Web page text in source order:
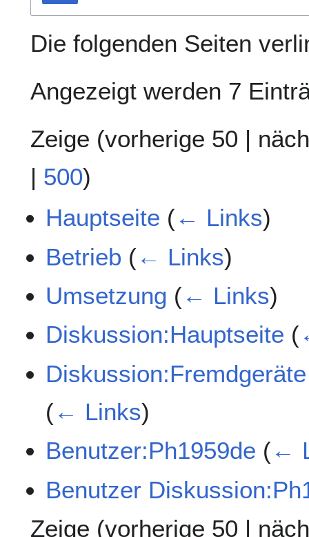
Die folgenden Seiten
Angezeigt werden 7
Zeige (vorherige 50 |
| 500)
Hauptseite (← Links)
Betrieb (← Links)
Umsetzung (← Links)
Diskussion:Hauptseite (
(← Links)
Benutzer:Ph1959de (←
Benutzer
Zeige (vorherige 50 |